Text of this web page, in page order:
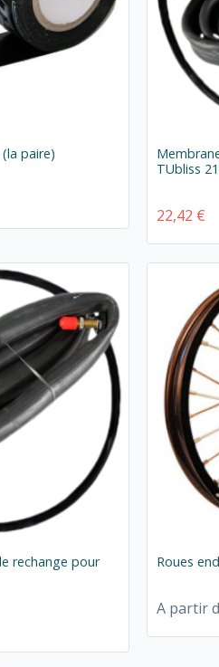
paire)
TUbliss
22,42 €
rechange pour
Roues
A partir